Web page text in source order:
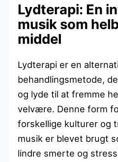
Lydterapi: En
musik som
middel
Lydterapi er en
behandlingsmetode,
og lyde til at fremme
velvære. Denne form
forskellige kulturer og
musik er blevet brugt
lindre smerte og